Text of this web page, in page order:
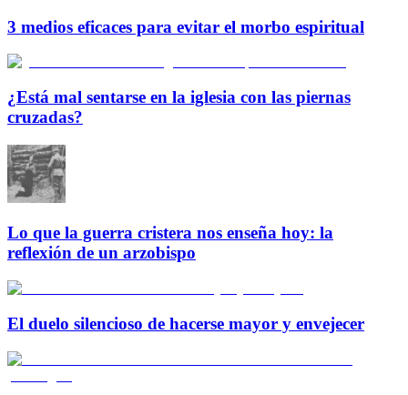
3 medios eficaces para evitar el morbo espiritual
¿Está mal sentarse en la iglesia con las piernas
cruzadas?
Lo que la guerra cristera nos enseña hoy: la
reflexión de un arzobispo
El duelo silencioso de hacerse mayor y envejecer